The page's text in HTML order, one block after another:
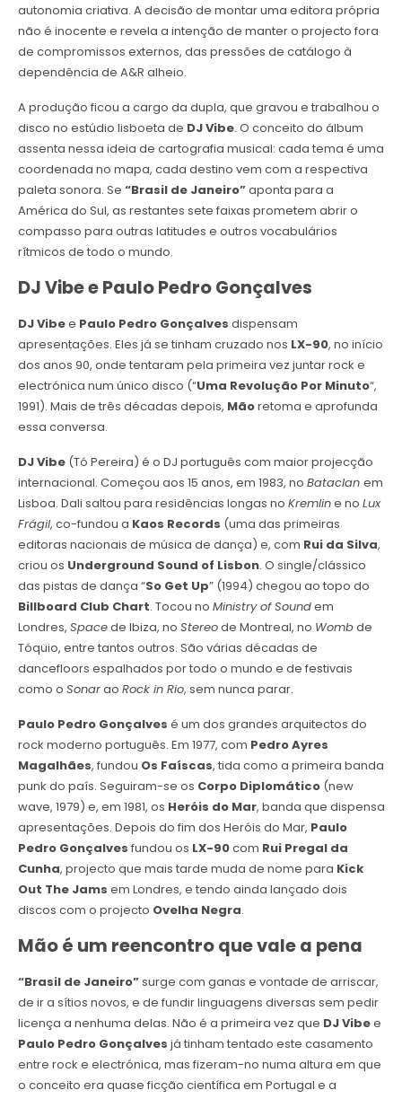
autonomia criativa. A decisão de montar uma editora própria
não é inocente e revela a intenção de manter o projecto fora
de compromissos externos, das pressões de catálogo à
dependência de A&R alheio.
A produção ficou a cargo da dupla, que gravou e trabalhou o
disco no estúdio lisboeta de DJ Vibe. O conceito do álbum
assenta nessa ideia de cartografia musical: cada tema é uma
coordenada no mapa, cada destino vem com a respectiva
paleta sonora. Se “Brasil de Janeiro”aponta para a
América do Sul, as restantes sete faixas prometem abrir o
compasso para outras latitudes e outros vocabulários
rítmicos de todo o mundo.
DJ Vibe e Paulo Pedro Gonçalves
DJ Vibee Paulo Pedro Gonçalves dispensam
apresentações. Eles já se tinham cruzado nos LX-90, no início
dos anos 90, onde tentaram pela primeira vez juntar rock e
electrónica num único disco (“Uma Revolução Por Minuto“,
1991). Mais de três décadas depois, Mãoretoma e aprofunda
essa conversa.
DJ Vibe(Tó Pereira) é o DJ português com maior projecção
internacional. Começou aos 15 anos, em 1983, no Bataclan em
Lisboa. Dali saltou para residências longas no Kremline no Lux
Frágil, co-fundou a Kaos Records (uma das primeiras
editoras nacionais de música de dança) e, com Rui da Silva,
criou os Underground Sound of Lisbon. O single/clássico
das pistas de dança “So Get Up” (1994) chegou ao topo do
Billboard Club Chart. Tocou no Ministry of Soundem
Londres, Spacede Ibiza, no Stereode Montreal, no Wombde
Tóquio, entre tantos outros. São várias décadas de
dancefloors espalhados por todo o mundo e de festivais
como o Sonarao Rock in Rio, sem nunca parar.
Paulo Pedro Gonçalves é um dos grandes arquitectos do
rock moderno português. Em 1977, com Pedro Ayres
Magalhães, fundou Os Faíscas, tida como a primeira banda
punk do país. Seguiram-se os Corpo Diplomático(new
wave, 1979) e, em 1981, os Heróis do Mar, banda que dispensa
apresentações. Depois do fim dos Heróis do Mar, Paulo
Pedro Gonçalves fundou os LX-90com Rui Pregal da
Cunha, projecto que mais tarde muda de nome para Kick
Out The Jams em Londres, e tendo ainda lançado dois
discos com o projecto Ovelha Negra.
Mão é um reencontro que vale a pena
“Brasil de Janeiro”surge com ganas e vontade de arriscar,
de ir a sítios novos, e de fundir linguagens diversas sem pedir
licença a nenhuma delas. Não é a primeira vez que DJ Vibee
Paulo Pedro Gonçalves já tinham tentado este casamento
entre rock e electrónica, mas fizeram-no numa altura em que
o conceito era quase ficção científica em Portugal e a